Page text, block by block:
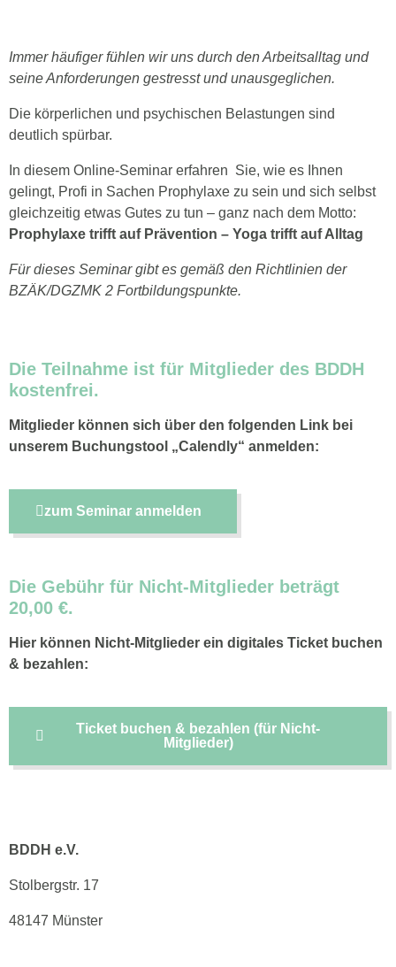
Immer häufiger fühlen wir uns durch den Arbeitsalltag und
seine Anforderungen gestresst und unausgeglichen.
Die körperlichen und psychischen Belastungen sind
deutlich spürbar.
In diesem Online-Seminar erfahren Sie, wie es Ihnen
gelingt, Profi in Sachen Prophylaxe zu sein und sich selbst
gleichzeitig etwas Gutes zu tun – ganz nach dem Motto:
Prophylaxe trifft auf Prävention – Yoga trifft auf Alltag
Für dieses Seminar gibt es gemäß den Richtlinien der
BZÄK/DGZMK 2 Fortbildungspunkte.
Die Teilnahme ist für Mitglieder des BDDH
kostenfrei.
Mitglieder können sich über den folgenden Link bei
unserem Buchungstool „Calendly“ anmelden:
zum Seminar anmelden
Die Gebühr für Nicht-Mitglieder beträgt
20,00 €.
Hier können Nicht-Mitglieder ein digitales Ticket buchen
& bezahlen:
Ticket buchen & bezahlen (für Nicht-
Mitglieder)
BDDH e.V.
Stolbergstr. 17
48147 Münster